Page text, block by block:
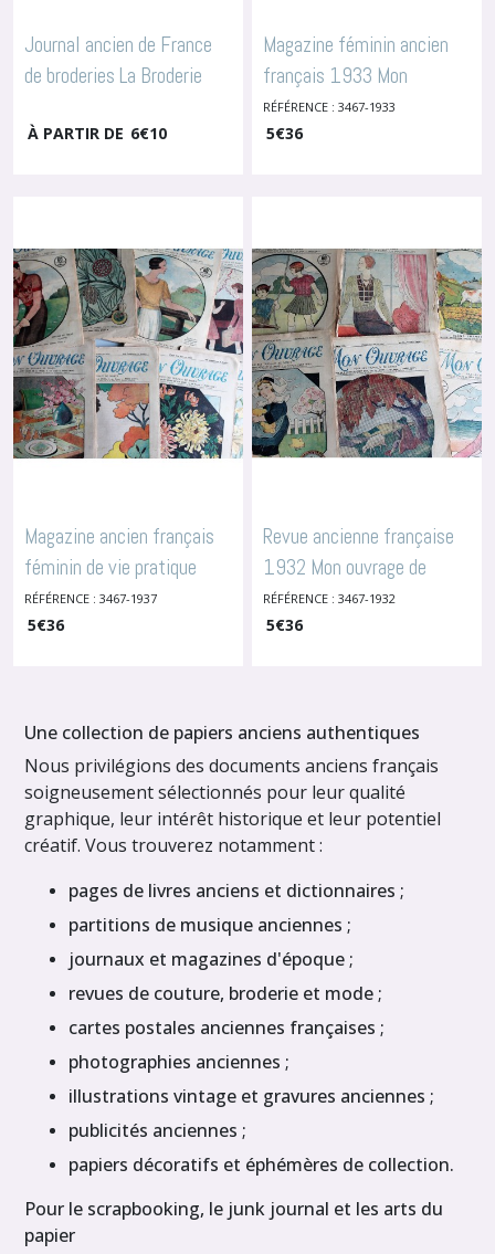
Journal ancien de France
de broderies La Broderie
monogrammes et modèles
À PARTIR DE 6€10
Magazine féminin ancien
français 1933 Mon
ouvrage-Revues De Mode
Anciennes
RÉFÉRENCE : 3467-1933
5€36
Magazine ancien français
féminin de vie pratique
date 1934 Mon ouvrage
-Revues De Mode Anciennes
RÉFÉRENCE : 3467-1937
5€36
Revue ancienne française
1932 Mon ouvrage de
couture avec
monogramme, publicités
RÉFÉRENCE : 3467-1932
5€36
Une collection de papiers anciens authentiques
Nous privilégions des documents anciens français
soigneusement sélectionnés pour leur qualité
graphique, leur intérêt historique et leur potentiel
créatif. Vous trouverez notamment :
pages de livres anciens et dictionnaires ;
partitions de musique anciennes ;
journaux et magazines d'époque ;
revues de couture, broderie et mode ;
cartes postales anciennes françaises ;
photographies anciennes ;
illustrations vintage et gravures anciennes ;
publicités anciennes ;
papiers décoratifs et éphémères de collection.
Pour le scrapbooking, le junk journal et les arts du
papier